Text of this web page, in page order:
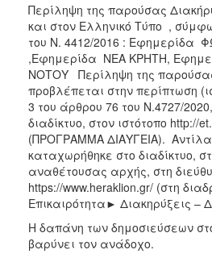
Περίληψη της παρούσας
και στον Ελληνικό Τύπο ,
του Ν. 4412/2016 : Εφημερίδα
,Εφημερίδα ΝΕΑ ΚΡΗΤΗ,
ΝΟΤΟΥ Περίληψη της
προβλέπεται στην περίπτωση
3 του άρθρου 76 του Ν.4727/
διαδίκτυο, στον ιστότοπο http://
(ΠΡΟΓΡΑΜΜΑ ΔΙΑΥΓΕΙΑ).
καταχωρήθηκε στο διαδίκτυο,
αναθέτουσας αρχής, στη
https://www.heraklion.gr/ (στη
Επικαιρότητα► Διακηρύξεις –
Η δαπάνη των δημοσιεύσεων
βαρύνει τον ανάδοχο.